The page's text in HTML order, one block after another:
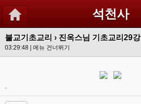
석천사
불교기초교리 › 진옥스님 기초교리29강
03:29:48 | 메뉴 건너뛰기
.